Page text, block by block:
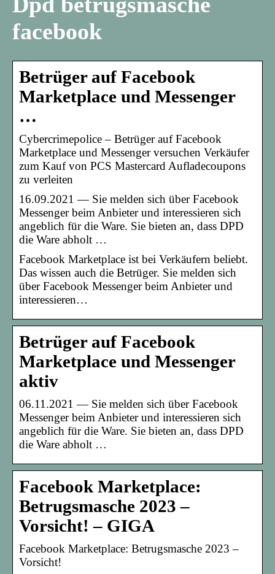
facebook
Betrüger auf Facebook
Marketplace und Messenger
…
Cybercrimepolice – Betrüger auf Facebook
Marketplace und Messenger versuchen Verkäufer
zum Kauf von PCS Mastercard Aufladecoupons
zu verleiten
16.09.2021 — Sie melden sich über Facebook
Messenger beim Anbieter und interessieren sich
angeblich für die Ware. Sie bieten an, dass DPD
die Ware abholt …
Facebook Marketplace ist bei Verkäufern beliebt.
Das wissen auch die Betrüger. Sie melden sich
über Facebook Messenger beim Anbieter und
interessieren…
Betrüger auf Facebook
Marketplace und Messenger
aktiv
06.11.2021 — Sie melden sich über Facebook
Messenger beim Anbieter und interessieren sich
angeblich für die Ware. Sie bieten an, dass DPD
die Ware abholt …
Facebook Marketplace:
Betrugsmasche 2023 –
Vorsicht! – GIGA
Facebook Marketplace: Betrugsmasche 2023 –
Vorsicht!